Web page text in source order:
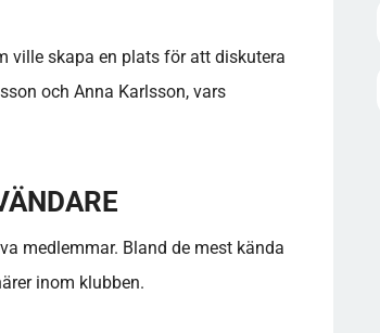
ville skapa en plats för att diskutera
och Anna Karlsson, vars
medlemmar. Bland de mest kända
inom klubben.